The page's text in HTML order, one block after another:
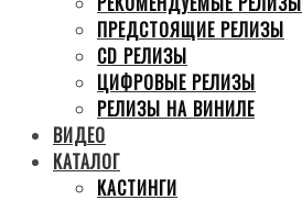
ПРЕДСТОЯЩИЕ РЕЛИЗЫ
CD РЕЛИЗЫ
ЦИФРОВЫЕ РЕЛИЗЫ
РЕЛИЗЫ НА ВИНИЛЕ
ВИДЕО
КАТАЛОГ
КАСТИНГИ